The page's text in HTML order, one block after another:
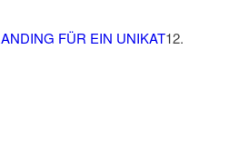
FÜR EIN UNIKAT12.